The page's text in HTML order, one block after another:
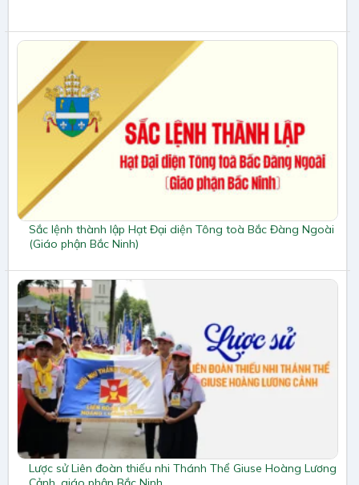
Sắc lệnh thành lập Hạt Đại diện Tông toà Bắc Đàng Ngoài
(Giáo phận Bắc Ninh)
Lược sử Liên đoàn thiếu nhi Thánh Thể Giuse Hoàng Lương